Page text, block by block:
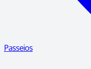
Passeios